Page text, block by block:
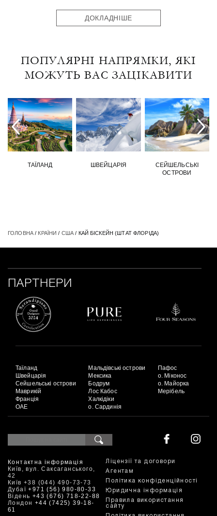
ДОКЛАДНІШЕ
ПОПУЛЯРНІ НАПРЯМКИ, ЯКІ
МОЖУТЬ ВАС ЗАЦІКАВИТИ
ТАЇЛАНД ШВЕЙЦАРІЯ
СЕЙШЕЛЬСЬКІ
ОСТРОВИ
ГОЛОВНА/ КРАЇНИ / США / КАЙ БІСКЕЙН (ШТАТ ФЛОРІДА)
ПАРТНЕРИ
Таїланд
Швейцарія
Сейшельські острови
Маврикій
Франція
ОАЕ
Мальдівські острови
Мексика
Бодрум
Лос Кабос
Халкідіки
о. Сардинія
Пафос
о. Міконос
о. Майорка
Мерібель
Контактна інформація
Київ, вул. Саксаганського,
42
Київ +38 (044) 490-73-73
Дубаї+971 (56) 980-80-33
Відень +43 (676) 718-22-88
Лондон +44 (7425) 39-18-
61
Ліцензії та договори
Агентам
Політика конфіденційності
Юридична інформація
Правила використання
сайту